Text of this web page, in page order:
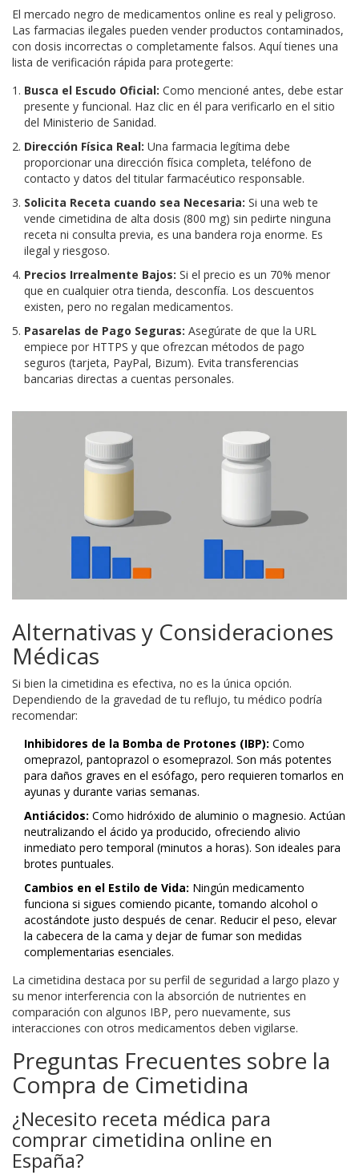
El mercado negro de medicamentos online es real y peligroso.
Las farmacias ilegales pueden vender productos contaminados,
con dosis incorrectas o completamente falsos. Aquí tienes una
lista de verificación rápida para protegerte:
Busca el Escudo Oficial: Como mencioné antes, debe estar
presente y funcional. Haz clic en él para verificarlo en el sitio
del Ministerio de Sanidad.
Dirección Física Real: Una farmacia legítima debe
proporcionar una dirección física completa, teléfono de
contacto y datos del titular farmacéutico responsable.
Solicita Receta cuando sea Necesaria: Si una web te
vende cimetidina de alta dosis (800 mg) sin pedirte ninguna
receta ni consulta previa, es una bandera roja enorme. Es
ilegal y riesgoso.
Precios Irrealmente Bajos: Si el precio es un 70% menor
que en cualquier otra tienda, desconfía. Los descuentos
existen, pero no regalan medicamentos.
Pasarelas de Pago Seguras: Asegúrate de que la URL
empiece por HTTPS y que ofrezcan métodos de pago
seguros (tarjeta, PayPal, Bizum). Evita transferencias
bancarias directas a cuentas personales.
Alternativas y Consideraciones
Médicas
Si bien la cimetidina es efectiva, no es la única opción.
Dependiendo de la gravedad de tu reflujo, tu médico podría
recomendar:
Inhibidores de la Bomba de Protones (IBP): Como
omeprazol, pantoprazol o esomeprazol. Son más potentes
para daños graves en el esófago, pero requieren tomarlos en
ayunas y durante varias semanas.
Antiácidos: Como hidróxido de aluminio o magnesio. Actúan
neutralizando el ácido ya producido, ofreciendo alivio
inmediato pero temporal (minutos a horas). Son ideales para
brotes puntuales.
Cambios en el Estilo de Vida: Ningún medicamento
funciona si sigues comiendo picante, tomando alcohol o
acostándote justo después de cenar. Reducir el peso, elevar
la cabecera de la cama y dejar de fumar son medidas
complementarias esenciales.
La cimetidina destaca por su perfil de seguridad a largo plazo y
su menor interferencia con la absorción de nutrientes en
comparación con algunos IBP, pero nuevamente, sus
interacciones con otros medicamentos deben vigilarse.
Preguntas Frecuentes sobre la
Compra de Cimetidina
¿Necesito receta médica para
comprar cimetidina online en
España?